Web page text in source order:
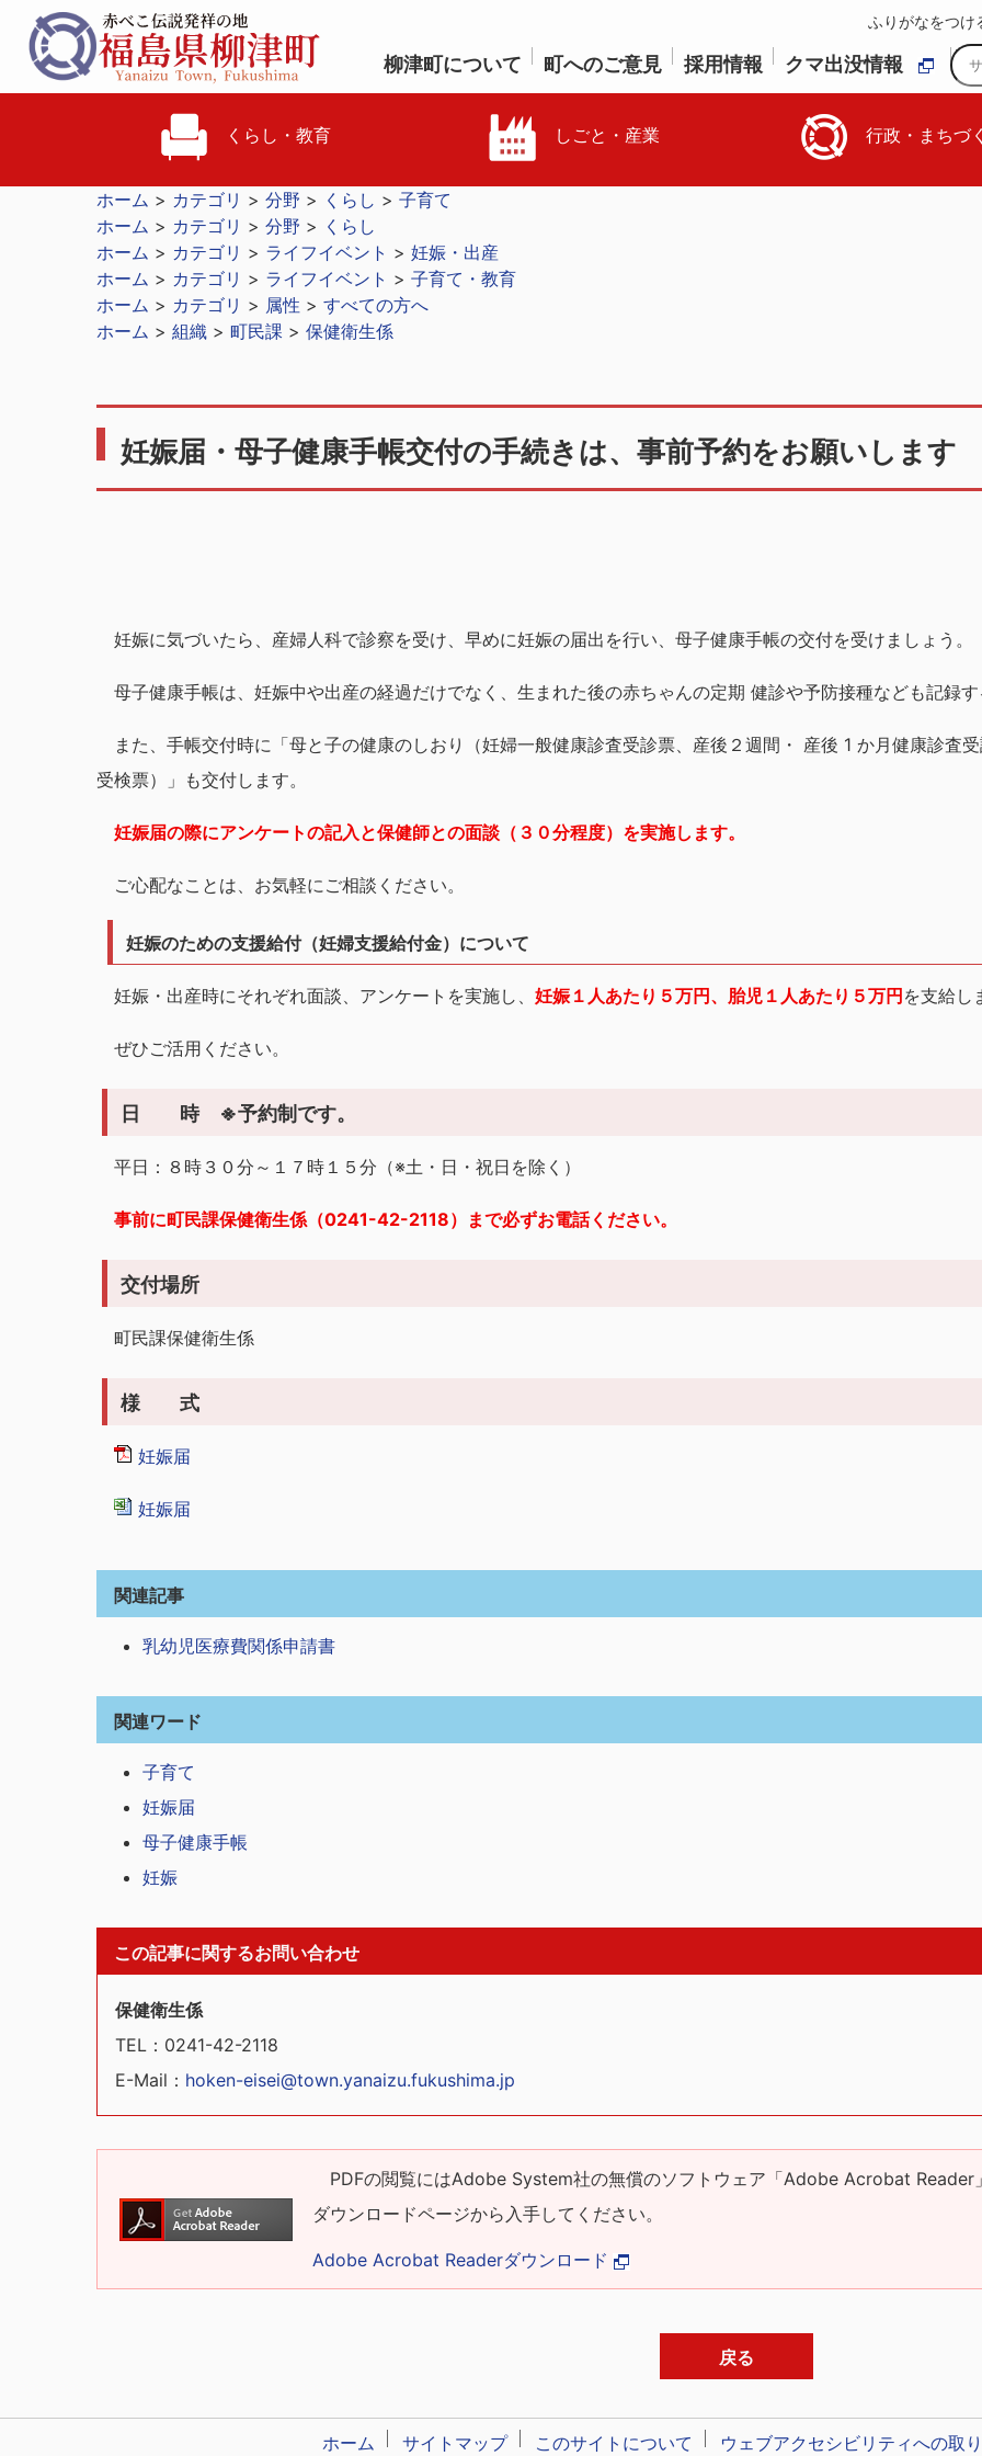
柳津町について 町へのご意見 採用情報 クマ出没情報
ふりがなをつけ
くらし・教育 しごと・産業 行政・まちづ
ホーム カテゴリ 分野 くらし
子育て
ホーム
カテゴリ 分野
くらし
ホーム
カテゴリ ライフイベント
妊娠・出産
ホーム
カテゴリ ライフイベント
子育て・教育
ホーム
カテゴリ 属性
すべての方へ
ホーム
組織 町民課 保健衛生係
妊娠届・母子健康手帳交付の手続きは、事前予約をお願いします
妊娠に気づいたら、産婦人科で診察を受け、早めに妊娠の届出を行い、母子健康手帳の交付を受けましょう
母子健康手帳は、妊娠中や出産の経過だけでなく、生まれた後の赤ちゃんの定期 健診や予防接種なども記録
また、手帳交付時に「母と子の健康のしおり（妊婦一般健康診査受診票、産後２週間・ 産後 1 か月健康診査
受検票）」も交付します。
妊娠届の際にアンケートの記入と保健師との面談（３０分程度）を実施します。
ご心配なことは、お気軽にご相談ください。
妊娠のための支援給付（妊婦支援給付金）について
妊娠・出産時にそれぞれ面談、アンケートを実施し、 妊娠１人あたり５万円、胎児１人あたり５万円 を支給し
ぜひご活用ください。
日 時 ※予約制です。
平日：８時３０分～１７時１５分（※土・日・祝日を除く）
事前に町民課保健衛生係（0241-42-2118）まで必ずお電話ください。
交付場所
町民課保健衛生係
様 式
妊娠届
妊娠届
関連記事
乳幼児医療費関係申請書
関連ワード
子育て
妊娠届
母子健康手帳
妊娠
この記事に関するお問い合わせ
保健衛生係
TEL ：0241-42-2118
E-Mail ： hoken-eisei@town.yanaizu.fukushima.jp
PDFの閲覧にはAdobe System社の無償のソフトウェア「Adobe Acrobat
ダウンロードページから入手してください。
Adobe Acrobat Readerダウンロード
戻る
ホーム サイトマップ このサイトについて ウェブアクセシビリティへの取